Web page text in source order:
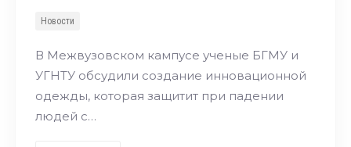
Новости
В Межвузовском кампусе ученые БГМУ и
УГНТУ обсудили создание инновационной
одежды, которая защитит при падении
людей с…